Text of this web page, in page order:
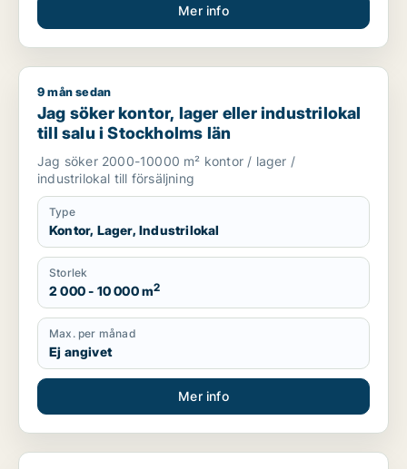
Mer info
Jag söker kontor, lager eller industrilokal till salu i
9 mån sedan
Jag söker kontor, lager eller industrilokal
till salu i Stockholms län
Jag söker 2000-10000 m² kontor / lager /
industrilokal till försäljning
Type
Kontor, Lager, Industrilokal
Storlek
2 000 - 10 000 m2
Max. per månad
Ej angivet
Mer info